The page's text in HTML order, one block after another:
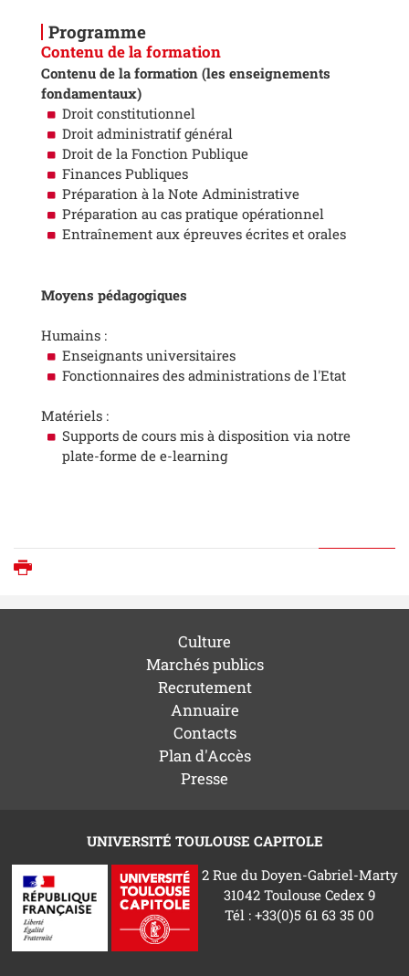
Programme
Contenu de la formation
Contenu de la formation (les enseignements
fondamentaux)
Droit constitutionnel
Droit administratif général
Droit de la Fonction Publique
Finances Publiques
Préparation à la Note Administrative
Préparation au cas pratique opérationnel
Entraînement aux épreuves écrites et orales
Moyens pédagogiques
Humains :
Enseignants universitaires
Fonctionnaires des administrations de l'Etat
Matériels :
Supports de cours mis à disposition via notre
plate-forme de e-learning
Culture
Marchés publics
Recrutement
Annuaire
Contacts
Plan d'Accès
Presse
UNIVERSITÉ TOULOUSE CAPITOLE
2 Rue du Doyen-Gabriel-Marty
31042 Toulouse Cedex 9
Tél : +33(0)5 61 63 35 00